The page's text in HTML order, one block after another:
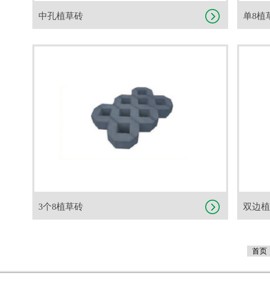
中孔植草砖 单8植
3个8植草砖 双边
首页